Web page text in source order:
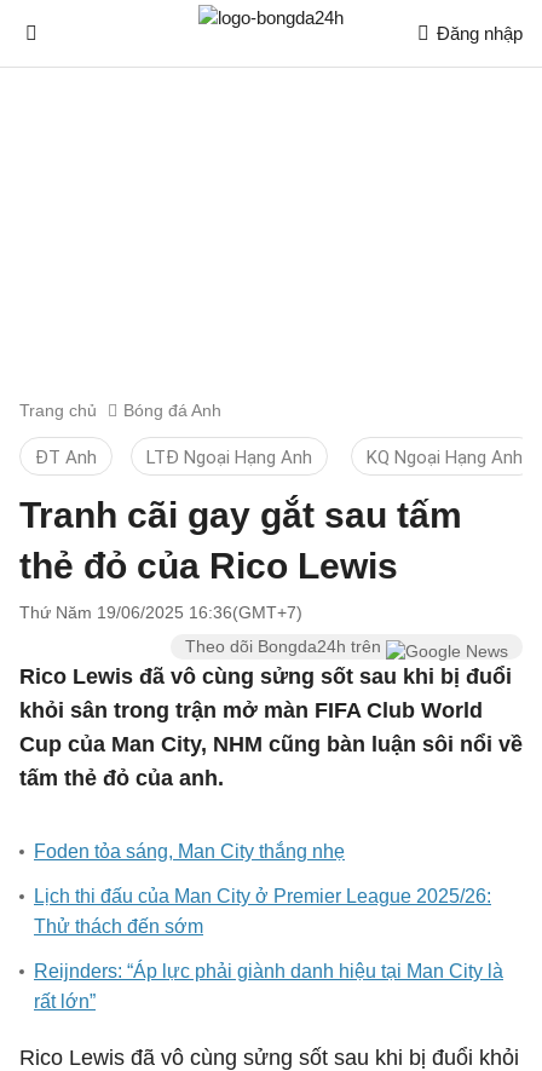
Đăng nhập
Trang chủ Bóng đá Anh
ĐT Anh LTĐ Ngoại Hạng Anh KQ Ngoại Hạng Anh
Tranh cãi gay gắt sau tấm
thẻ đỏ của Rico Lewis
Thứ Năm 19/06/2025 16:36(GMT+7)
Theo dõi Bongda24h trên
Rico Lewis đã vô cùng sửng sốt sau khi bị đuổi
khỏi sân trong trận mở màn FIFA Club World
Cup của Man City, NHM cũng bàn luận sôi nổi về
tấm thẻ đỏ của anh.
Foden tỏa sáng, Man City thắng nhẹ
Lịch thi đấu của Man City ở Premier League 2025/26:
Thử thách đến sớm
Reijnders: “Áp lực phải giành danh hiệu tại Man City là
rất lớn”
Rico Lewis đã vô cùng sửng sốt sau khi bị đuổi khỏi